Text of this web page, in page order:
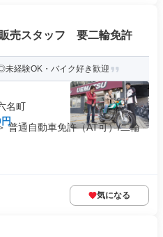
売スタッフ 要二輪免許
経験OK・バイク好き歓迎
名町
普通自動車免許（AT可）/二輪
気になる